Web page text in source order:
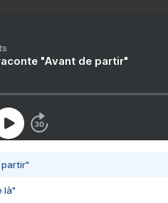
"Avant de partir"
partir"
là"